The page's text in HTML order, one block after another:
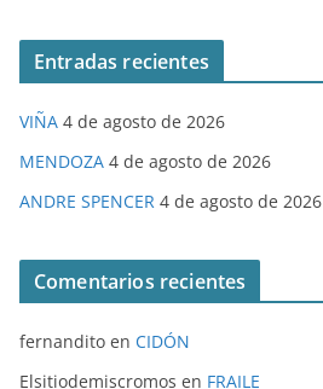
Entradas recientes
VIÑA 4 de agosto de 2026
MENDOZA 4 de agosto de 2026
ANDRE SPENCER 4 de agosto de 2026
Comentarios recientes
fernandito en CIDÓN
Elsitiodemiscromos en FRAILE